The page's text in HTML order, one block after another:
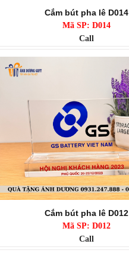
Cắm bút pha lê D014
Mã SP: D014
Call
Cắm bút pha lê D012
Mã SP: D012
Call